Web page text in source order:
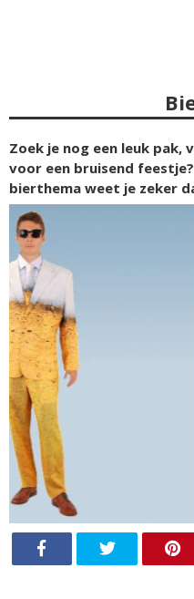
Zoek je nog een leuk
voor een bruisend
bierthema weet je zeker